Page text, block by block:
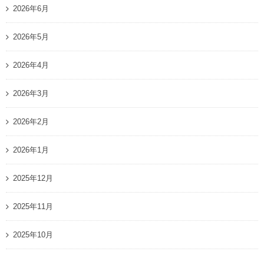
2026年6月
2026年5月
2026年4月
2026年3月
2026年2月
2026年1月
2025年12月
2025年11月
2025年10月